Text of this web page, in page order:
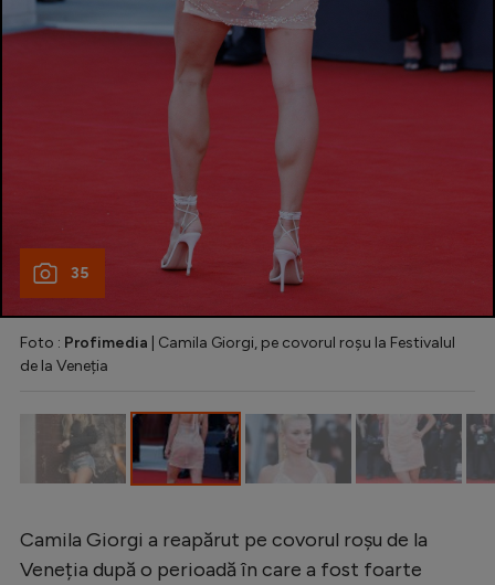
Creează cont
35
Foto : Profimedia | Camila Giorgi, pe covorul roșu la Festivalul
de la Veneția
Camila Giorgi a reapărut pe covorul roșu de la
Veneția după o perioadă în care a fost foarte